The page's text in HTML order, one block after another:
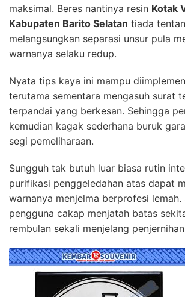
maksimal. Beres nantinya resin Kotak
Kabupaten Barito Selatan tiada
melangsungkan separasi unsur pula
warnanya selaku redup.
Nyata tips kaya ini mampu
terutama sementara mengasuh surat
terpandai yang berkesan. Sehingga
kemudian kagak sederhana buruk
segi pemeliharaan.
Sungguh tak butuh luar biasa rutin
purifikasi penggeledahan atas dapat
warnanya menjelma berprofesi lemah.
pengguna cakap menjatah batas
rembulan sekali menjelang